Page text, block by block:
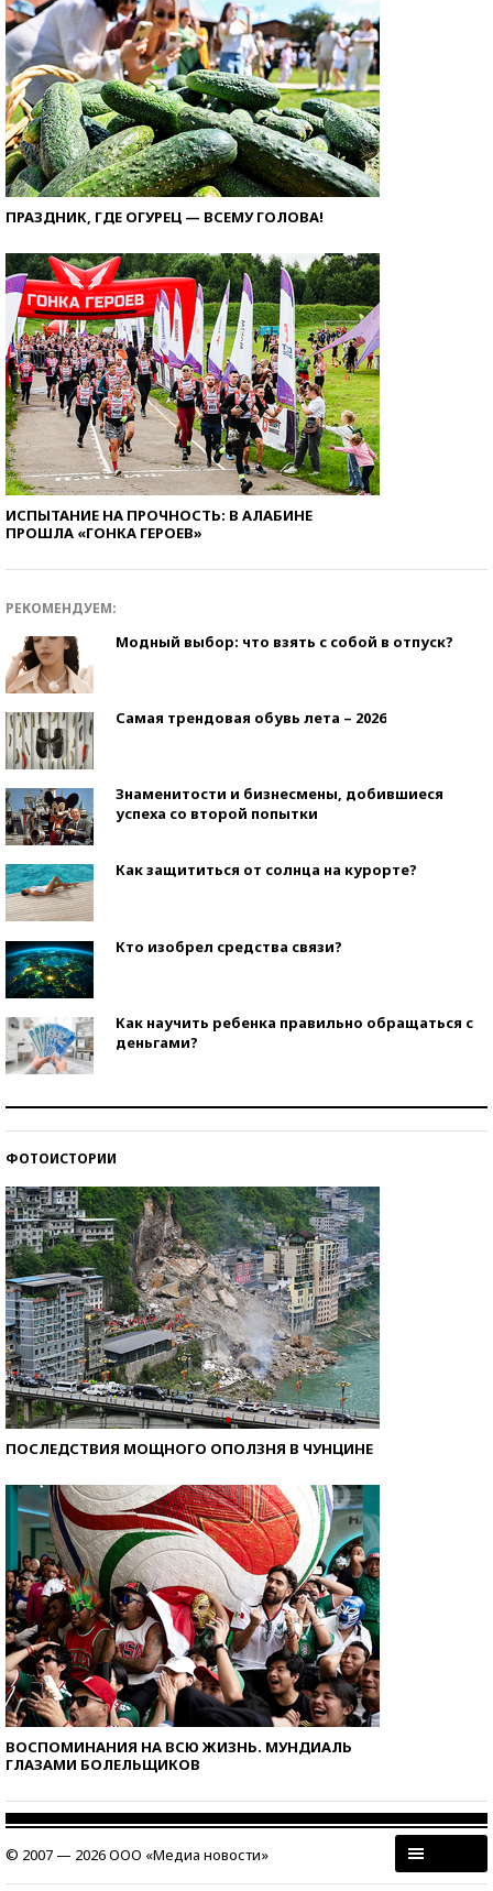
ПРАЗДНИК, ГДЕ ОГУРЕЦ — ВСЕМУ ГОЛОВА!
ИСПЫТАНИЕ НА ПРОЧНОСТЬ: В АЛАБИНЕ
ПРОШЛА «ГОНКА ГЕРОЕВ»
РЕКОМЕНДУЕМ:
Модный выбор: что взять с собой в отпуск?
Самая трендовая обувь лета – 2026
Знаменитости и бизнесмены, добившиеся
успеха со второй попытки
Как защититься от солнца на курорте?
Кто изобрел средства связи?
Как научить ребенка правильно обращаться с
деньгами?
ФОТОИСТОРИИ
ПОСЛЕДСТВИЯ МОЩНОГО ОПОЛЗНЯ В ЧУНЦИНЕ
ВОСПОМИНАНИЯ НА ВСЮ ЖИЗНЬ. МУНДИАЛЬ
ГЛАЗАМИ БОЛЕЛЬЩИКОВ
© 2007 — 2026 ООО «Медиа новости»